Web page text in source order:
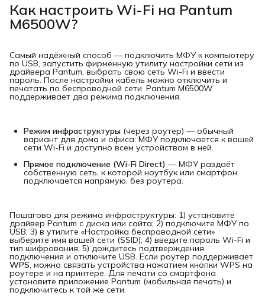
Как настроить Wi-Fi на Pantum
M6500W?
Самый надёжный способ — подключить МФУ к компьютеру
по USB, запустить фирменную утилиту настройки сети из
драйвера Pantum, выбрать свою сеть Wi-Fi и ввести
пароль. После настройки кабель можно отключить и
печатать по беспроводной сети. Pantum M6500W
поддерживает два режима подключения.
Режим инфраструктуры (через роутер) — обычный
вариант для дома и офиса: МФУ подключается к вашей
сети Wi-Fi и доступно всем устройствам в ней.
Прямое подключение (Wi-Fi Direct) — МФУ раздаёт
собственную сеть, к которой ноутбук или смартфон
подключается напрямую, без роутера.
Пошагово для режима инфраструктуры: 1) установите
драйвер Pantum с диска или сайта; 2) подключите МФУ по
USB; 3) в утилите «Настройка беспроводной сети»
выберите имя вашей сети (SSID); 4) введите пароль Wi-Fi и
тип шифрования; 5) дождитесь подтверждения
подключения и отключите USB. Если роутер поддерживает
WPS, можно связать устройства нажатием кнопки WPS на
роутере и на принтере. Для печати со смартфона
установите приложение Pantum (мобильная печать) и
подключитесь к той же сети.